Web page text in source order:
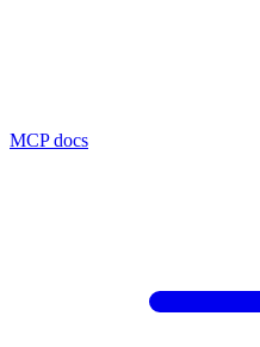
MCP docs